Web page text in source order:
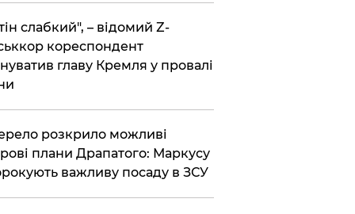
слабкий", – відомий Z-
кореспондент
главу Кремля у провалі
розкрило можливі
плани Драпатого: Маркусу
важливу посаду в ЗСУ